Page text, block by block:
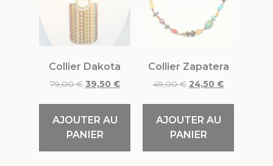
Collier Dakota
79,00€ 39,50 €
AJOUTER AU
PANIER
Collier Zapatera
49,00€ 24,50 €
AJOUTER AU
PANIER